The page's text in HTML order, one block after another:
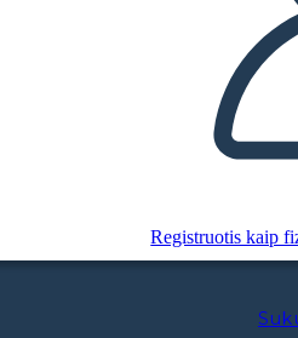
Registruotis kaip